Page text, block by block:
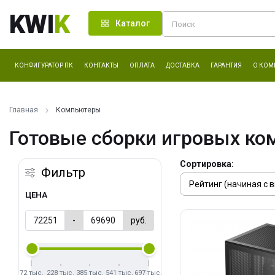
KWIK Каталог
КОНФИГУРАТОР ПК КОНТАКТЫ ОПЛАТА ДОСТАВКА ГАРАНТИЯ О
Главная Компьютеры
Готовые сборки игровых
Фильтр
ЦЕНА
- руб.
72 тыс. 228 тыс. 385 тыс. 541 тыс. 697 тыс.
Сортировка: